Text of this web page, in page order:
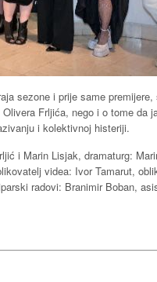
sezone i prije same premijere,
Frljića, nego i o tome da
i kolektivnoj histeriji.
i Marin Lisjak, dramaturg:
videa: Ivor Tamarut,
radovi: Branimir Boban,